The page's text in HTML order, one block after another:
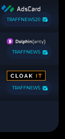
TRAFFNEWS20
TRAFFNEWS
TRAFFNEWS